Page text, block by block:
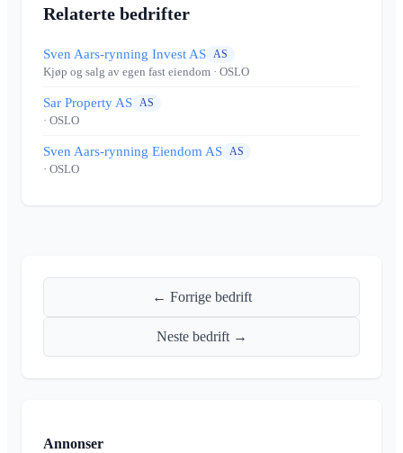
Relaterte bedrifter
Sven Aars-rynning Invest AS AS
Kjøp og salg av egen fast eiendom · OSLO
Sar Property AS AS
· OSLO
Sven Aars-rynning Eiendom AS AS
· OSLO
← Forrige bedrift
Neste bedrift →
Annonser